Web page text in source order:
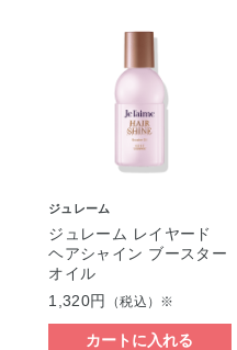
ジュレーム
ジュレーム レイヤード
ヘアシャイン ブースター
オイル
1,320円
（税込）※
カートに入れる